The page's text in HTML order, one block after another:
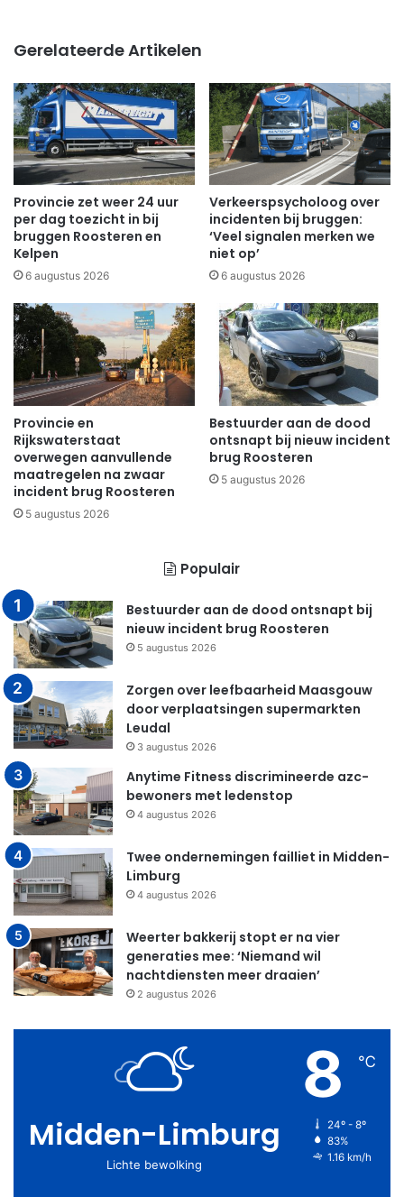
Gerelateerde Artikelen
Provincie zet weer 24 uur
per dag toezicht in bij
bruggen Roosteren en
Kelpen
6 augustus 2026
Verkeerspsycholoog over
incidenten bij bruggen:
‘Veel signalen merken we
niet op’
6 augustus 2026
Provincie en
Rijkswaterstaat
overwegen aanvullende
maatregelen na zwaar
incident brug Roosteren
5 augustus 2026
Bestuurder aan de dood
ontsnapt bij nieuw incident
brug Roosteren
5 augustus 2026
Populair
Bestuurder aan de dood ontsnapt bij
nieuw incident brug Roosteren
5 augustus 2026
Zorgen over leefbaarheid Maasgouw
door verplaatsingen supermarkten
Leudal
3 augustus 2026
Anytime Fitness discrimineerde azc-
bewoners met ledenstop
4 augustus 2026
Twee ondernemingen failliet in Midden-
Limburg
4 augustus 2026
Weerter bakkerij stopt er na vier
generaties mee: ‘Niemand wil
nachtdiensten meer draaien’
2 augustus 2026
Midden-Limburg
Lichte bewolking
8 ℃
24º - 8º
83%
1.16 km/h